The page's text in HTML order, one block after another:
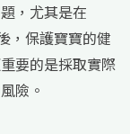
，尤其是在
，保護寶寶的健
要的是採取實際
險。